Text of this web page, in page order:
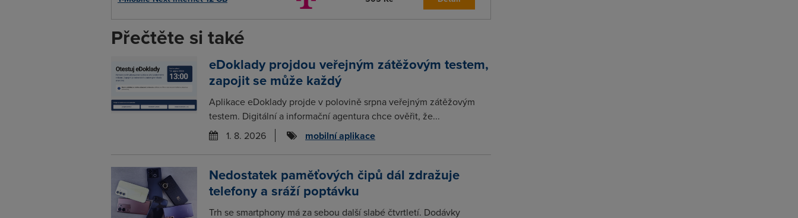
Přečtěte si také
eDoklady projdou veřejným zátěžovým testem,
zapojit se může každý
Aplikace eDoklady projde v polovině srpna veřejným zátěžovým
testem. Digitální a informační agentura chce ověřit, že...
1. 8. 2026
mobilní aplikace
Nedostatek paměťových čipů dál zdražuje
telefony a sráží poptávku
Trh se smartphony má za sebou další slabé čtvrtletí. Dodávky